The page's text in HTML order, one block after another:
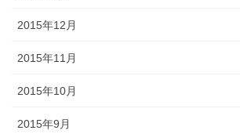
2015年12月
2015年11月
2015年10月
2015年9月